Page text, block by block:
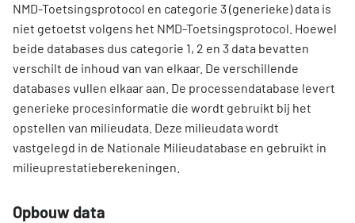
NMD-Toetsingsprotocol en categorie 3 (generieke) data is
niet getoetst volgens het NMD-Toetsingsprotocol. Hoewel
beide databases dus categorie 1, 2 en 3 data bevatten
verschilt de inhoud van van elkaar. De verschillende
databases vullen elkaar aan. De processendatabase levert
generieke procesinformatie die wordt gebruikt bij het
opstellen van milieudata. Deze milieudata wordt
vastgelegd in de Nationale Milieudatabase en gebruikt in
milieuprestatieberekeningen.
Opbouw data